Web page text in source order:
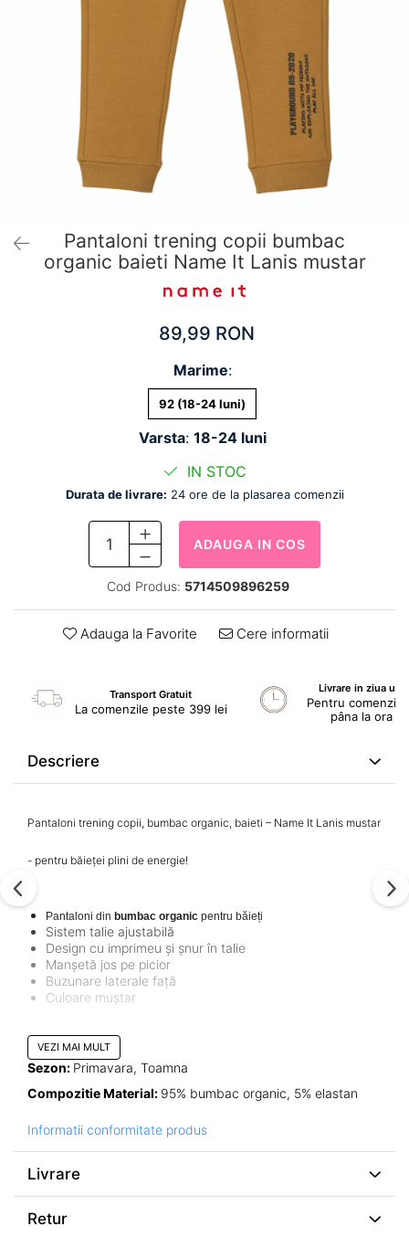
Pantaloni scurți pentru gravide
Sutiene / Bustiere / Maiouri Gravide
Dresuri Gravide
Geci și Paltoane
Pantaloni trening copii bumbac
organic baieti Name It Lanis mustar
89,99 RON
Marime:
92 (18-24 luni)
Varsta: 18-24 luni
IN STOC
Durata de livrare: 24 ore de la plasarea comenzii
ADAUGA IN COS
Cod Produs: 5714509896259
Adauga la Favorite Cere informatii
Transport Gratuit
La comenzile peste 399 lei
Livrare in ziua
Pentru
pâna la ora
Descriere
Pantaloni trening copii, bumbac organic, baieti – Name It Lanis mustar
- pentru băieței plini de energie!
Pantaloni din bumbac organic pentru băieți
Sistem talie ajustabilă
Design cu imprimeu și șnur în talie
Manșetă jos pe picior
Buzunare laterale față
Culoare muștar
datorită materialului calitativ și design-ului drăguț. Sunt practici
deoarece vin cu buzunare și pot fi reglați în talie datorită sistemului de
VEZI MAI MULT
Sezon: Primavara, Toamna
Compozitie Material: 95% bumbac organic, 5% elastan
Informatii conformitate produs
Livrare
Retur